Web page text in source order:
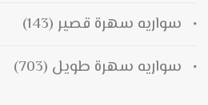
سواريه سهرة قصير (143)
سواريه سهرة طويل (703)